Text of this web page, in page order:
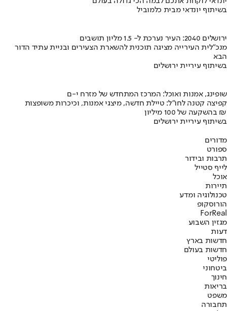
בשיתוף יונדאי מבית כלמוביל
ירושלים 2040: העיר נערכת ל- 1.5 מליון תושבים
מנכ"לית העירייה מציגה תוכנית להשארת הצעירים ובניית עתיד הדור
הבא
בשיתוף עיריית ירושלים
שופינג, אמנות ואוכל: המרכז המתחדש של מזרח י-ם
קפיצה קטנה לחו"ל: טיילת חדשה, מיצגי אמנות, וכיכרות משופצות
בהשקעה של 100 מיליון ₪
בשיתוף עיריית ירושלים
מדורים
ספורט
תרבות ובידור
לייף סטייל
אוכל
תיירות
טכנולוגיה ומדע
הורוסקופ
ForReal
מגזין השבוע
דעות
חדשות בארץ
חדשות בעולם
פוליטי
ביטחוני
חינוך
בריאות
משפט
תחבורה